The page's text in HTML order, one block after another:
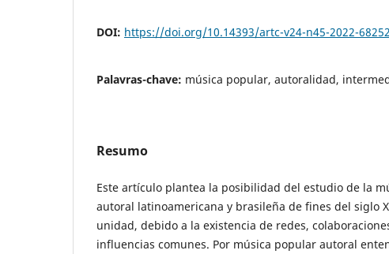
DOI: https://doi.org/10.14393/artc-v24-n45-2022-68252
Palavras-chave: música popular, autoralidad,
Resumo
Este artículo plantea la posibilidad del estudio de la
autoral latinoamericana y brasileña de fines del siglo
unidad, debido a la existencia de redes,
influencias comunes. Por música popular autoral